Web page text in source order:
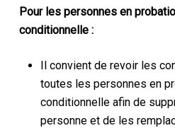
Pour les personnes en
conditionnelle :
Il convient de revoir les
toutes les personnes en
conditionnelle afin de
personne et de les